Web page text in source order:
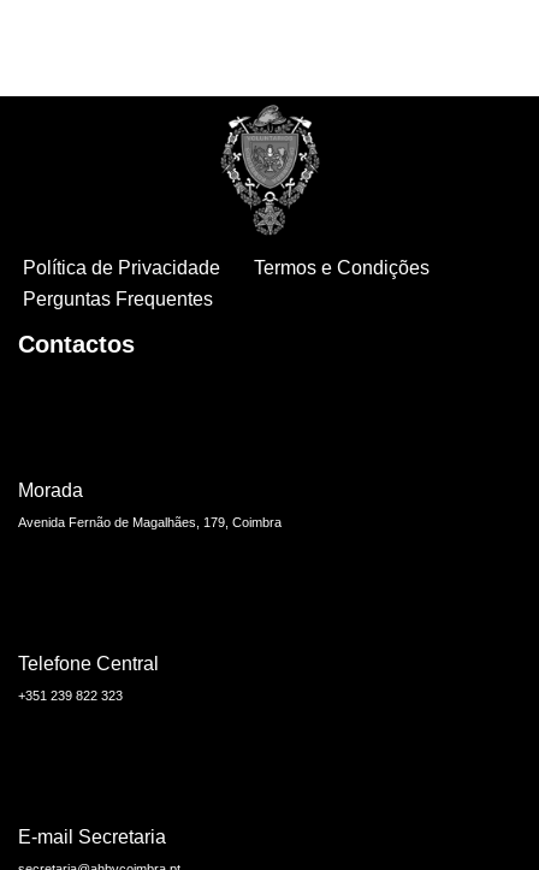
Política de Privacidade
Termos e Condições
Perguntas Frequentes
Contactos
Morada
Avenida Fernão de Magalhães, 179, Coimbra
Telefone Central
+351 239 822 323
E-mail Secretaria